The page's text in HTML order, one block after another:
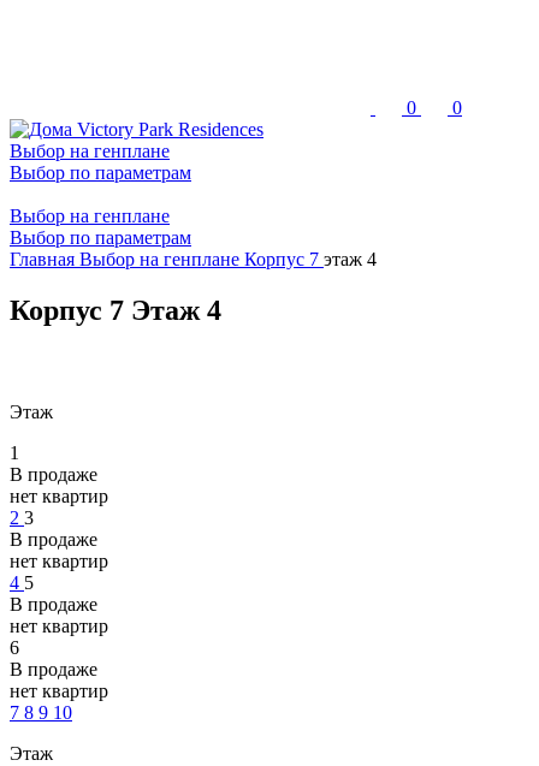
0 0
Выбор на генплане
Выбор по параметрам
Выбор на генплане
Выбор по параметрам
Главная Выбор на генплане Корпус 7 этаж 4
Корпус 7 Этаж 4
Этаж
1
В продаже
нет квартир
2 3
В продаже
нет квартир
4 5
В продаже
нет квартир
6
В продаже
нет квартир
7 8 9 10
Этаж